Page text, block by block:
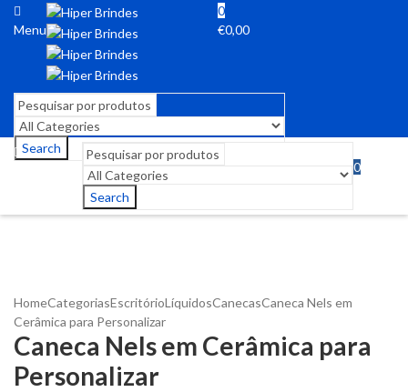
Menu
0
€0,00
Search
Search
0
HomeCategoriasEscritórioLíquidosCanecasCaneca Nels em
Cerâmica para Personalizar
Caneca Nels em Cerâmica para
Personalizar